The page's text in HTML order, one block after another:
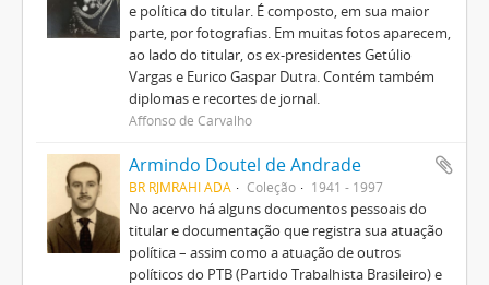
e política do titular. É composto, em sua maior
parte, por fotografias. Em muitas fotos aparecem,
ao lado do titular, os ex-presidentes Getúlio
Vargas e Eurico Gaspar Dutra. Contém também
diplomas e recortes de jornal.
Affonso de Carvalho
Armindo Doutel de Andrade
BR RJMRAHI ADA Coleção 1941 - 1997
No acervo há alguns documentos pessoais do
titular e documentação que registra sua atuação
política – assim como a atuação de outros
políticos do PTB (Partido Trabalhista Brasileiro) e